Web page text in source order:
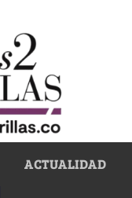
ACTUALIDAD